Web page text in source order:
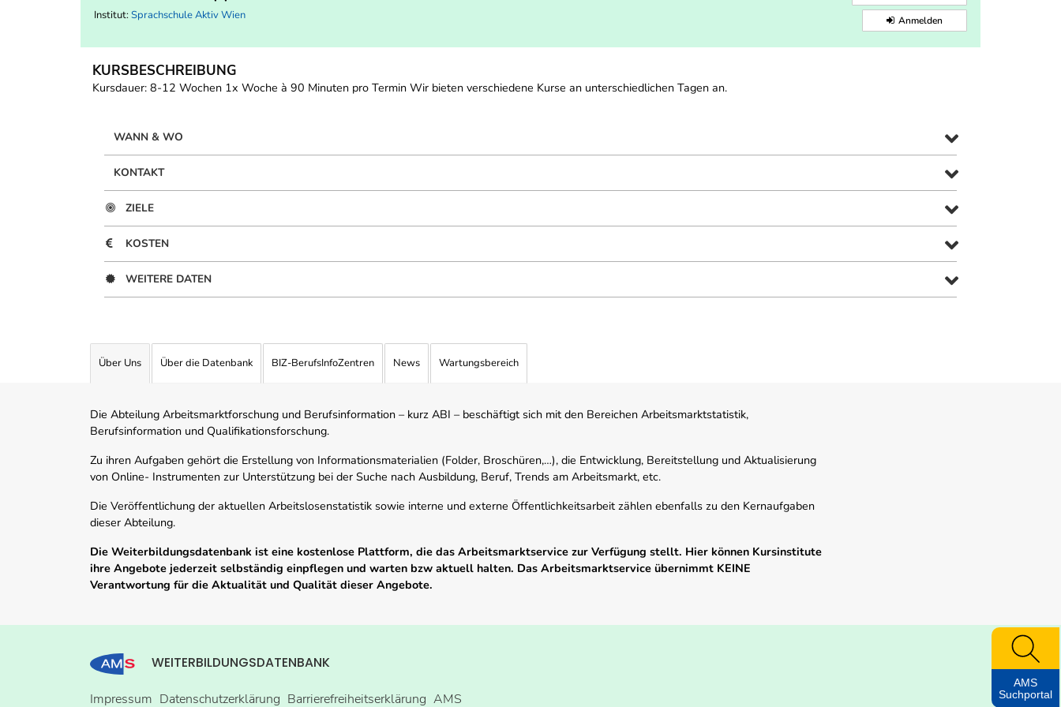
Institut: Sprachschule Aktiv Wien Anmelden
KURSBESCHREIBUNG
Kursdauer: 8-12 Wochen 1x Woche à 90 Minuten pro Termin Wir bieten verschiedene Kurse an unterschiedlichen Tagen an.
WANN & WO
KONTAKT
ZIELE
KOSTEN
WEITERE DATEN
Über Uns Über die Datenbank BIZ-BerufsInfoZentren News Wartungsbereich
Die Abteilung Arbeitsmarktforschung und Berufsinformation – kurz ABI – beschäftigt sich mit den Bereichen Arbeitsmarktstatistik,
Berufsinformation und Qualifikationsforschung.
Zu ihren Aufgaben gehört die Erstellung von Informationsmaterialien (Folder, Broschüren,…), die Entwicklung, Bereitstellung und Aktualisierung
von Online- Instrumenten zur Unterstützung bei der Suche nach Ausbildung, Beruf, Trends am Arbeitsmarkt, etc.
Die Veröffentlichung der aktuellen Arbeitslosenstatistik sowie interne und externe Öffentlichkeitsarbeit zählen ebenfalls zu den Kernaufgaben
dieser Abteilung.
Die Weiterbildungsdatenbank ist eine kostenlose Plattform, die das Arbeitsmarktservice zur Verfügung stellt. Hier können Kursinstitute
ihre Angebote jederzeit selbständig einpflegen und warten bzw aktuell halten. Das Arbeitsmarktservice übernimmt KEINE
Verantwortung für die Aktualität und Qualität dieser Angebote.
WEITERBILDUNGSDATENBANK
Impressum Datenschutzerklärung Barrierefreiheitserklärung AMS
AMS
Suchportal